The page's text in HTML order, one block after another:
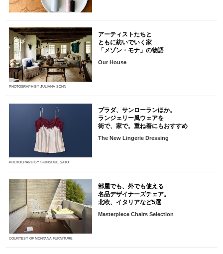
PHOTOGRAPH BY JULIANA SOHN
アーティストたちと
ともに紡いでいく家
「メゾン・モナ」の物語
Our House
PHOTOGRAPH BY SHINSUKE SATO
プラダ、サンローランほか。
ランジェリー風ウェアを
街で、家で。重ね着にもおすすめ
The New Lingerie Dressing
COURTESY OF MONTANA FURNITURE
部屋でも、外でも使える
名品デザイナーズチェア。
北欧、イタリアなど5選
Masterpiece Chairs Selection